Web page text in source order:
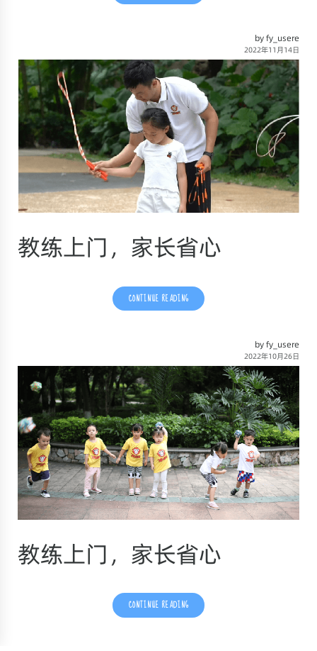
by fy_usere
2022年11月14日
教练上门，家长省心
CONTINUE READING
by fy_usere
2022年10月26日
教练上门，家长省心
CONTINUE READING